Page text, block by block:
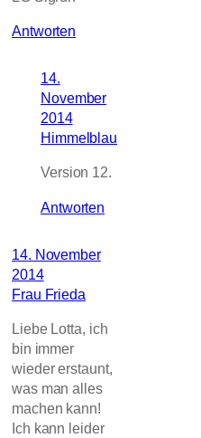
Antworten
14.
November
2014
Himmelblau
Version 12.
Antworten
14. November
2014
Frau Frieda
Liebe Lotta, ich
bin immer
wieder erstaunt,
was man alles
machen kann!
Ich kann leider